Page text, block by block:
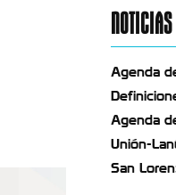
Agenda
Agenda
Unión-
San